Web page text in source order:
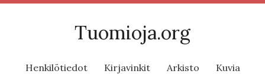
Tuomioja.org
Henkilötiedot Kirjavinkit Arkisto
Kuvia